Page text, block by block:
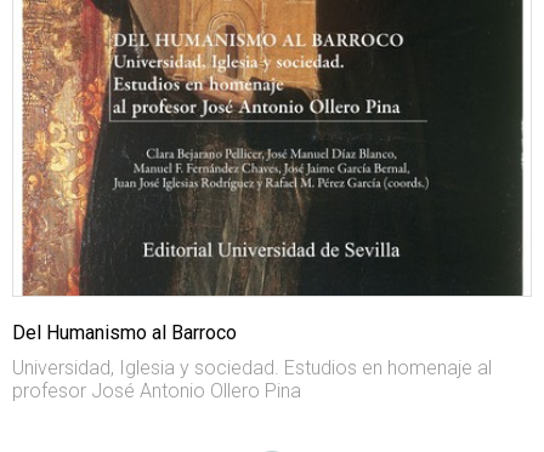
Del Humanismo al Barroco
Universidad, Iglesia y sociedad. Estudios en homenaje al
profesor José Antonio Ollero Pina